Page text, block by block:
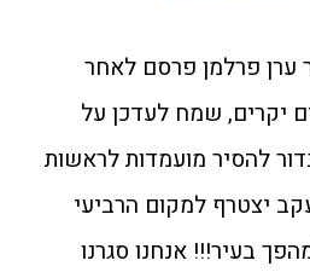
ערן פרלמן פרסם לאחר
יקרים, שמח לעדכן על
להסיר מועמדות לראשות
יצטרף למקום הרביעי
בעיר!!! אנחנו סגרנו